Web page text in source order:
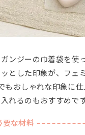
ンジーの巾着袋を使
とした印象が、フェ
もおしゃれな印象に
入れるのもおすすめで
要な材料